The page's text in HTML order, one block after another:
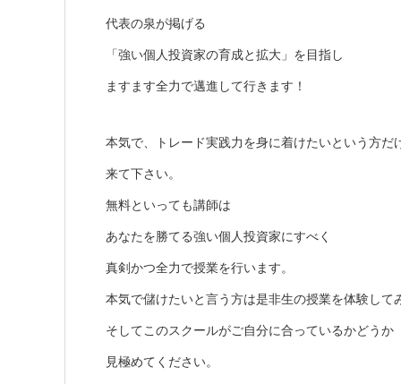
代表の泉が掲げる
「強い個人投資家の育成と拡大」を目指し
ますます全力で邁進して行きます！
本気で、トレード実践力を身に着けたいという方だ
来て下さい。
無料といっても講師は
あなたを勝てる強い個人投資家にすべく
真剣かつ全力で授業を行います。
本気で儲けたいと言う方は是非生の授業を体験して
そしてこのスクールがご自分に合っているかどうか
見極めてください。